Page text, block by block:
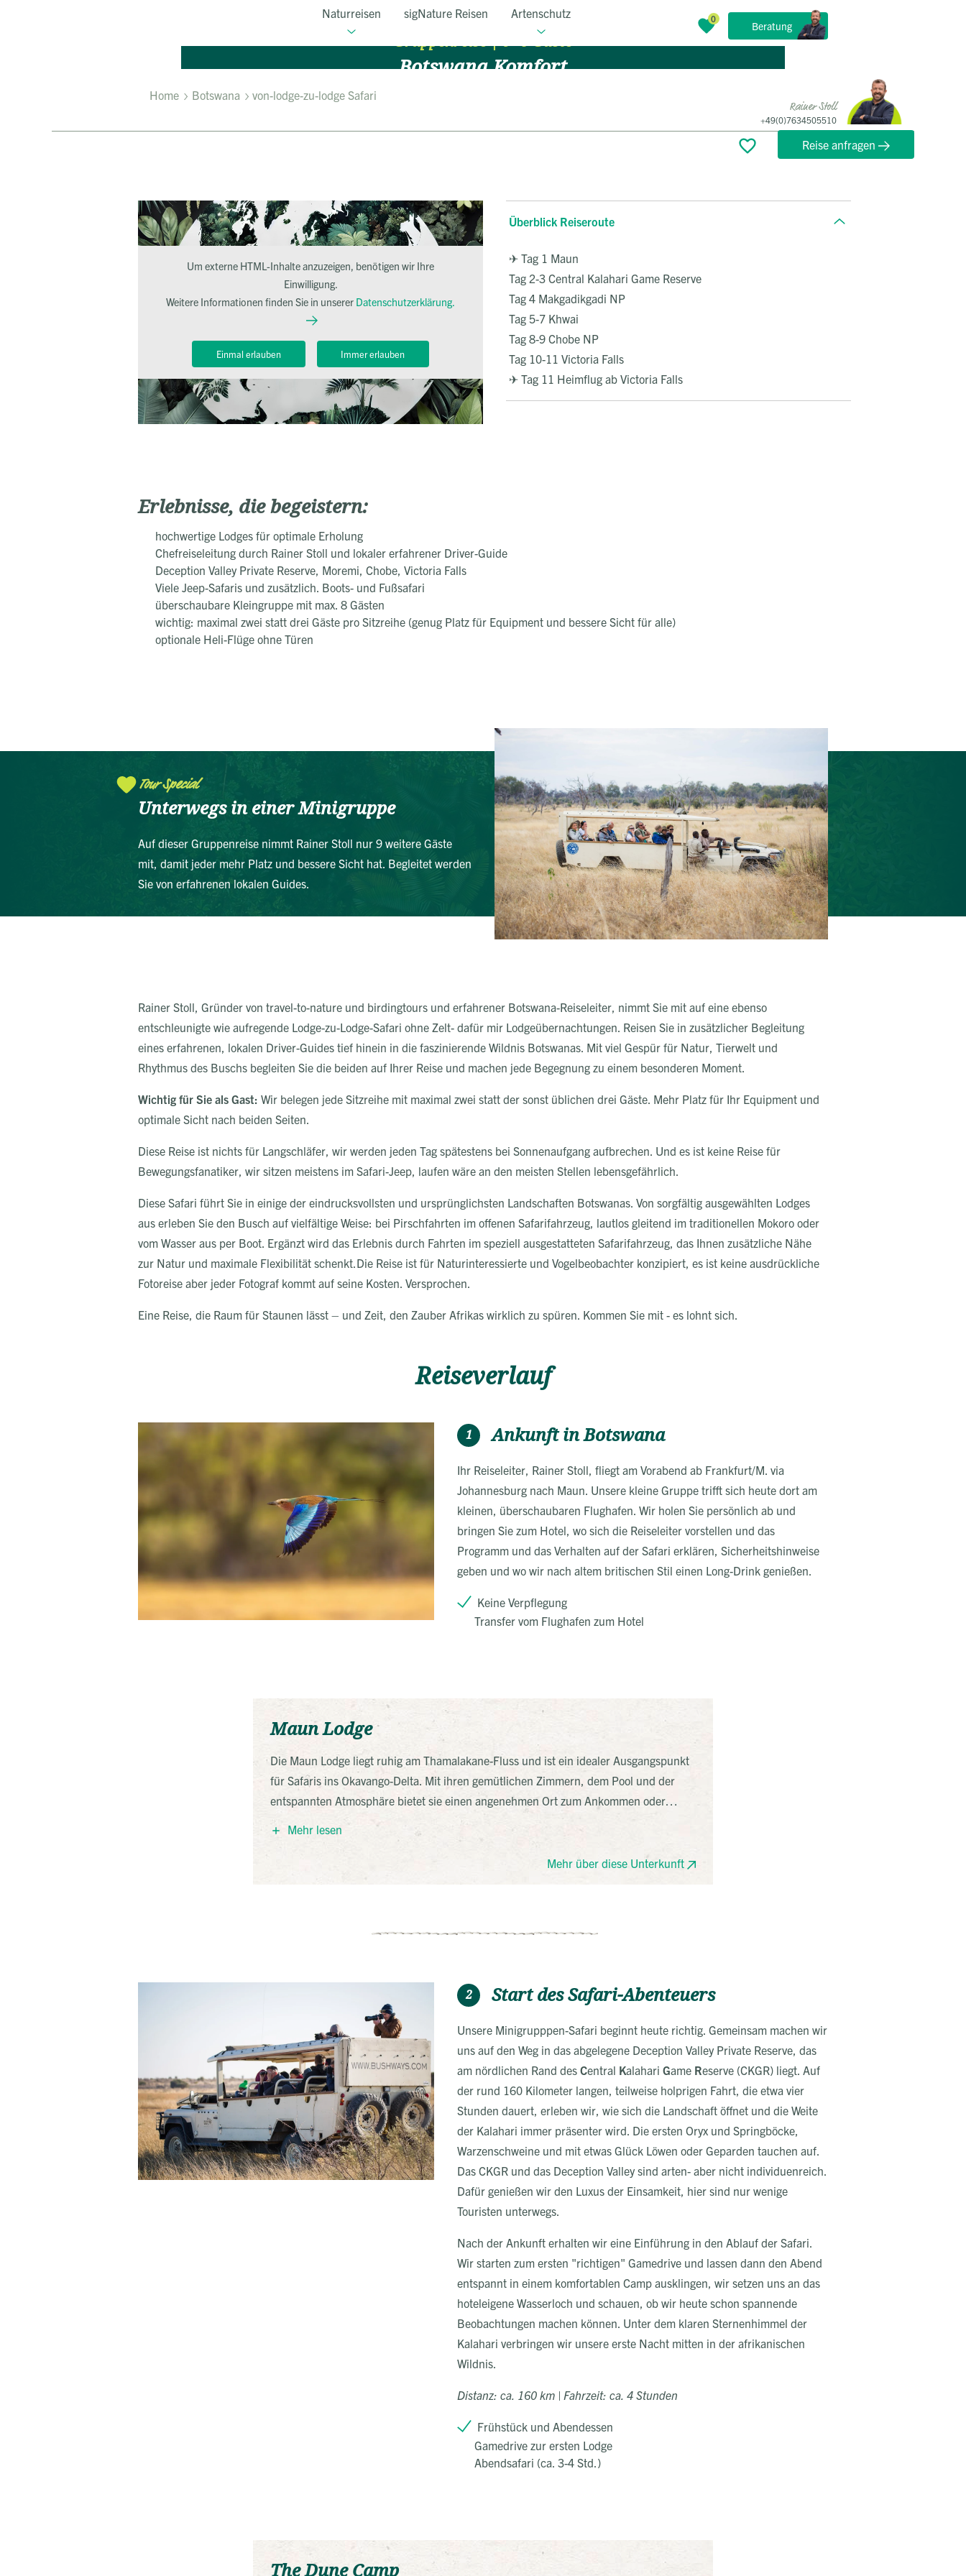
Beratung
Naturreisen sigNature Reisen Artenschutz
Gruppenreise | 6 - 9 Gäste
Botswana Komfort
12 Tageab 5.990 EUR
Home Botswana von-lodge-zu-lodge Safari
Rainer Stoll
+49(0)7634505510
Reise anfragen
Überblick Reiseverlauf Termine FAQ
Um externe HTML-Inhalte anzuzeigen, benötigen wir Ihre
Einwilligung.
Weitere Informationen finden Sie in unserer Datenschutzerklärung.
Einmal erlauben Immer erlauben
Überblick Reiseroute
✈ Tag 1 Maun
Tag 2-3 Central Kalahari Game Reserve
Tag 4 Makgadikgadi NP
Tag 5-7 Khwai
Tag 8-9 Chobe NP
Tag 10-11 Victoria Falls
✈ Tag 11 Heimflug ab Victoria Falls
Erlebnisse, die begeistern:
hochwertige Lodges für optimale Erholung
Chefreiseleitung durch Rainer Stoll und lokaler erfahrener Driver-Guide
Deception Valley Private Reserve, Moremi, Chobe, Victoria Falls
Viele Jeep-Safaris und zusätzlich. Boots- und Fußsafari
überschaubare Kleingruppe mit max. 8 Gästen
wichtig: maximal zwei statt drei Gäste pro Sitzreihe (genug Platz für Equipment und bessere Sicht für alle)
optionale Heli-Flüge ohne Türen
Tour Special
Unterwegs in einer Minigruppe
Auf dieser Gruppenreise nimmt Rainer Stoll nur 9 weitere Gäste
mit, damit jeder mehr Platz und bessere Sicht hat. Begleitet werden
Sie von erfahrenen lokalen Guides.
Rainer Stoll, Gründer von travel-to-nature und birdingtours und erfahrener Botswana-Reiseleiter, nimmt Sie mit auf eine ebenso
entschleunigte wie aufregende Lodge-zu-Lodge-Safari ohne Zelt- dafür mir Lodgeübernachtungen. Reisen Sie in zusätzlicher Begleitung
eines erfahrenen, lokalen Driver-Guides tief hinein in die faszinierende Wildnis Botswanas. Mit viel Gespür für Natur, Tierwelt und
Rhythmus des Buschs begleiten Sie die beiden auf Ihrer Reise und machen jede Begegnung zu einem besonderen Moment.
Wichtig für Sie als Gast: Wir belegen jede Sitzreihe mit maximal zwei statt der sonst üblichen drei Gäste. Mehr Platz für Ihr Equipment und
optimale Sicht nach beiden Seiten.
Diese Reise ist nichts für Langschläfer, wir werden jeden Tag spätestens bei Sonnenaufgang aufbrechen. Und es ist keine Reise für
Bewegungsfanatiker, wir sitzen meistens im Safari-Jeep, laufen wäre an den meisten Stellen lebensgefährlich.
Diese Safari führt Sie in einige der eindrucksvollsten und ursprünglichsten Landschaften Botswanas. Von sorgfältig ausgewählten Lodges
aus erleben Sie den Busch auf vielfältige Weise: bei Pirschfahrten im offenen Safarifahrzeug, lautlos gleitend im traditionellen Mokoro oder
vom Wasser aus per Boot. Ergänzt wird das Erlebnis durch Fahrten im speziell ausgestatteten Safarifahrzeug, das Ihnen zusätzliche Nähe
zur Natur und maximale Flexibilität schenkt.Die Reise ist für Naturinteressierte und Vogelbeobachter konzipiert, es ist keine ausdrückliche
Fotoreise aber jeder Fotograf kommt auf seine Kosten. Versprochen.
Eine Reise, die Raum für Staunen lässt – und Zeit, den Zauber Afrikas wirklich zu spüren. Kommen Sie mit - es lohnt sich.
Reiseverlauf
1 Ankunft in Botswana
Ihr Reiseleiter, Rainer Stoll, fliegt am Vorabend ab Frankfurt/M. via
Johannesburg nach Maun. Unsere kleine Gruppe trifft sich heute dort am
kleinen, überschaubaren Flughafen. Wir holen Sie persönlich ab und
bringen Sie zum Hotel, wo sich die Reiseleiter vorstellen und das
Programm und das Verhalten auf der Safari erklären, Sicherheitshinweise
geben und wo wir nach altem britischen Stil einen Long-Drink genießen.
Keine Verpflegung
Transfer vom Flughafen zum Hotel
Maun Lodge
Die Maun Lodge liegt ruhig am Thamalakane-Fluss und ist ein idealer Ausgangspunkt
für Safaris ins Okavango-Delta. Mit ihren gemütlichen Zimmern, dem Pool und der
entspannten Atmosphäre bietet sie einen angenehmen Ort zum Ankommen oder
Abschiednehmen. Besonders schön sind die Sonnenuntergänge am Fluss, bei denen
sich das afrikanische Leben ganz von selbst zeigt.
Mehr lesen
Mehr über diese Unterkunft
2 Start des Safari-Abenteuers
Unsere Minigrupppen-Safari beginnt heute richtig. Gemeinsam machen wir
uns auf den Weg in das abgelegene Deception Valley Private Reserve, das
am nördlichen Rand desCentral KalahariGame Reserve (CKGR) liegt. Auf
der rund 160 Kilometer langen, teilweise holprigen Fahrt, die etwa vier
Stunden dauert, erleben wir, wie sich die Landschaft öffnet und die Weite
der Kalahari immer präsenter wird. Die ersten Oryx und Springböcke,
Warzenschweine und mit etwas Glück Löwen oder Geparden tauchen auf.
Das CKGR und das Deception Valley sind arten- aber nicht individuenreich.
Dafür genießen wir den Luxus der Einsamkeit, hier sind nur wenige
Touristen unterwegs.
Nach der Ankunft erhalten wir eine Einführung in den Ablauf der Safari.
Wir starten zum ersten "richtigen" Gamedrive und lassen dann den Abend
entspannt in einem komfortablen Camp ausklingen, wir setzen uns an das
hoteleigene Wasserloch und schauen, ob wir heute schon spannende
Beobachtungen machen können. Unter dem klaren Sternenhimmel der
Kalahari verbringen wir unsere erste Nacht mitten in der afrikanischen
Wildnis.
Distanz: ca. 160 km | Fahrzeit: ca. 4 Stunden
Frühstück und Abendessen
Gamedrive zur ersten Lodge
Abendsafari (ca. 3-4 Std.)
The Dune Camp